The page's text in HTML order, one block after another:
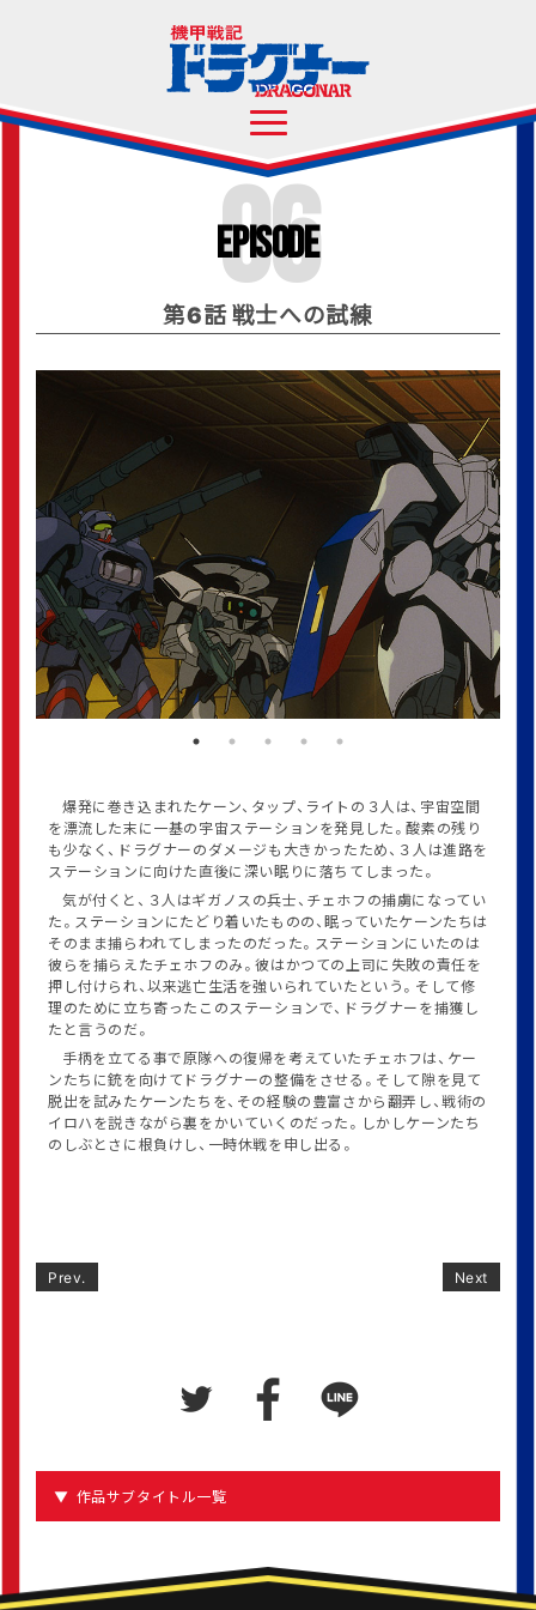
Episode
06
第6話 戦士への試練
爆発に巻き込まれたケーン、タップ、ライトの３人は、宇宙空間
を漂流した末に一基の宇宙ステーションを発見した。酸素の残り
も少なく、ドラグナーのダメージも大きかったため、３人は進路を
ステーションに向けた直後に深い眠りに落ちてしまった。
気が付くと、３人はギガノスの兵士、チェホフの捕虜になってい
た。ステーションにたどり着いたものの、眠っていたケーンたちは
そのまま捕らわれてしまったのだった。ステーションにいたのは
彼らを捕らえたチェホフのみ。彼はかつての上司に失敗の責任を
押し付けられ、以来逃亡生活を強いられていたという。そして修
理のために立ち寄ったこのステーションで、ドラグナーを捕獲し
たと言うのだ。
手柄を立てる事で原隊への復帰を考えていたチェホフは、ケー
ンたちに銃を向けてドラグナーの整備をさせる。そして隙を見て
脱出を試みたケーンたちを、その経験の豊富さから翻弄し、戦術の
イロハを説きながら裏をかいていくのだった。しかしケーンたち
のしぶとさに根負けし、一時休戦を申し出る。
Prev. Next
作品サブタイトル一覧